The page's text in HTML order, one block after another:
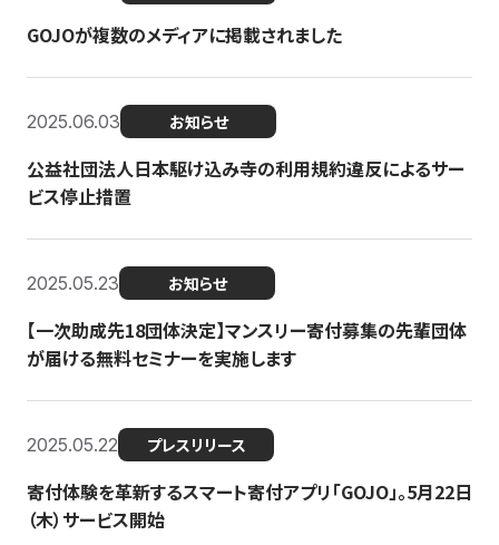
GOJOが複数のメディアに掲載されました
2025.06.03 お知らせ
公益社団法人日本駆け込み寺の利用規約違反によるサー
ビス停止措置
2025.05.23 お知らせ
【一次助成先18団体決定】マンスリー寄付募集の先輩団体
が届ける無料セミナーを実施します
2025.05.22 プレスリリース
寄付体験を革新するスマート寄付アプリ「GOJO」。5月22日
（木）サービス開始